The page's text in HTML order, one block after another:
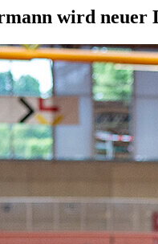
wird neuer